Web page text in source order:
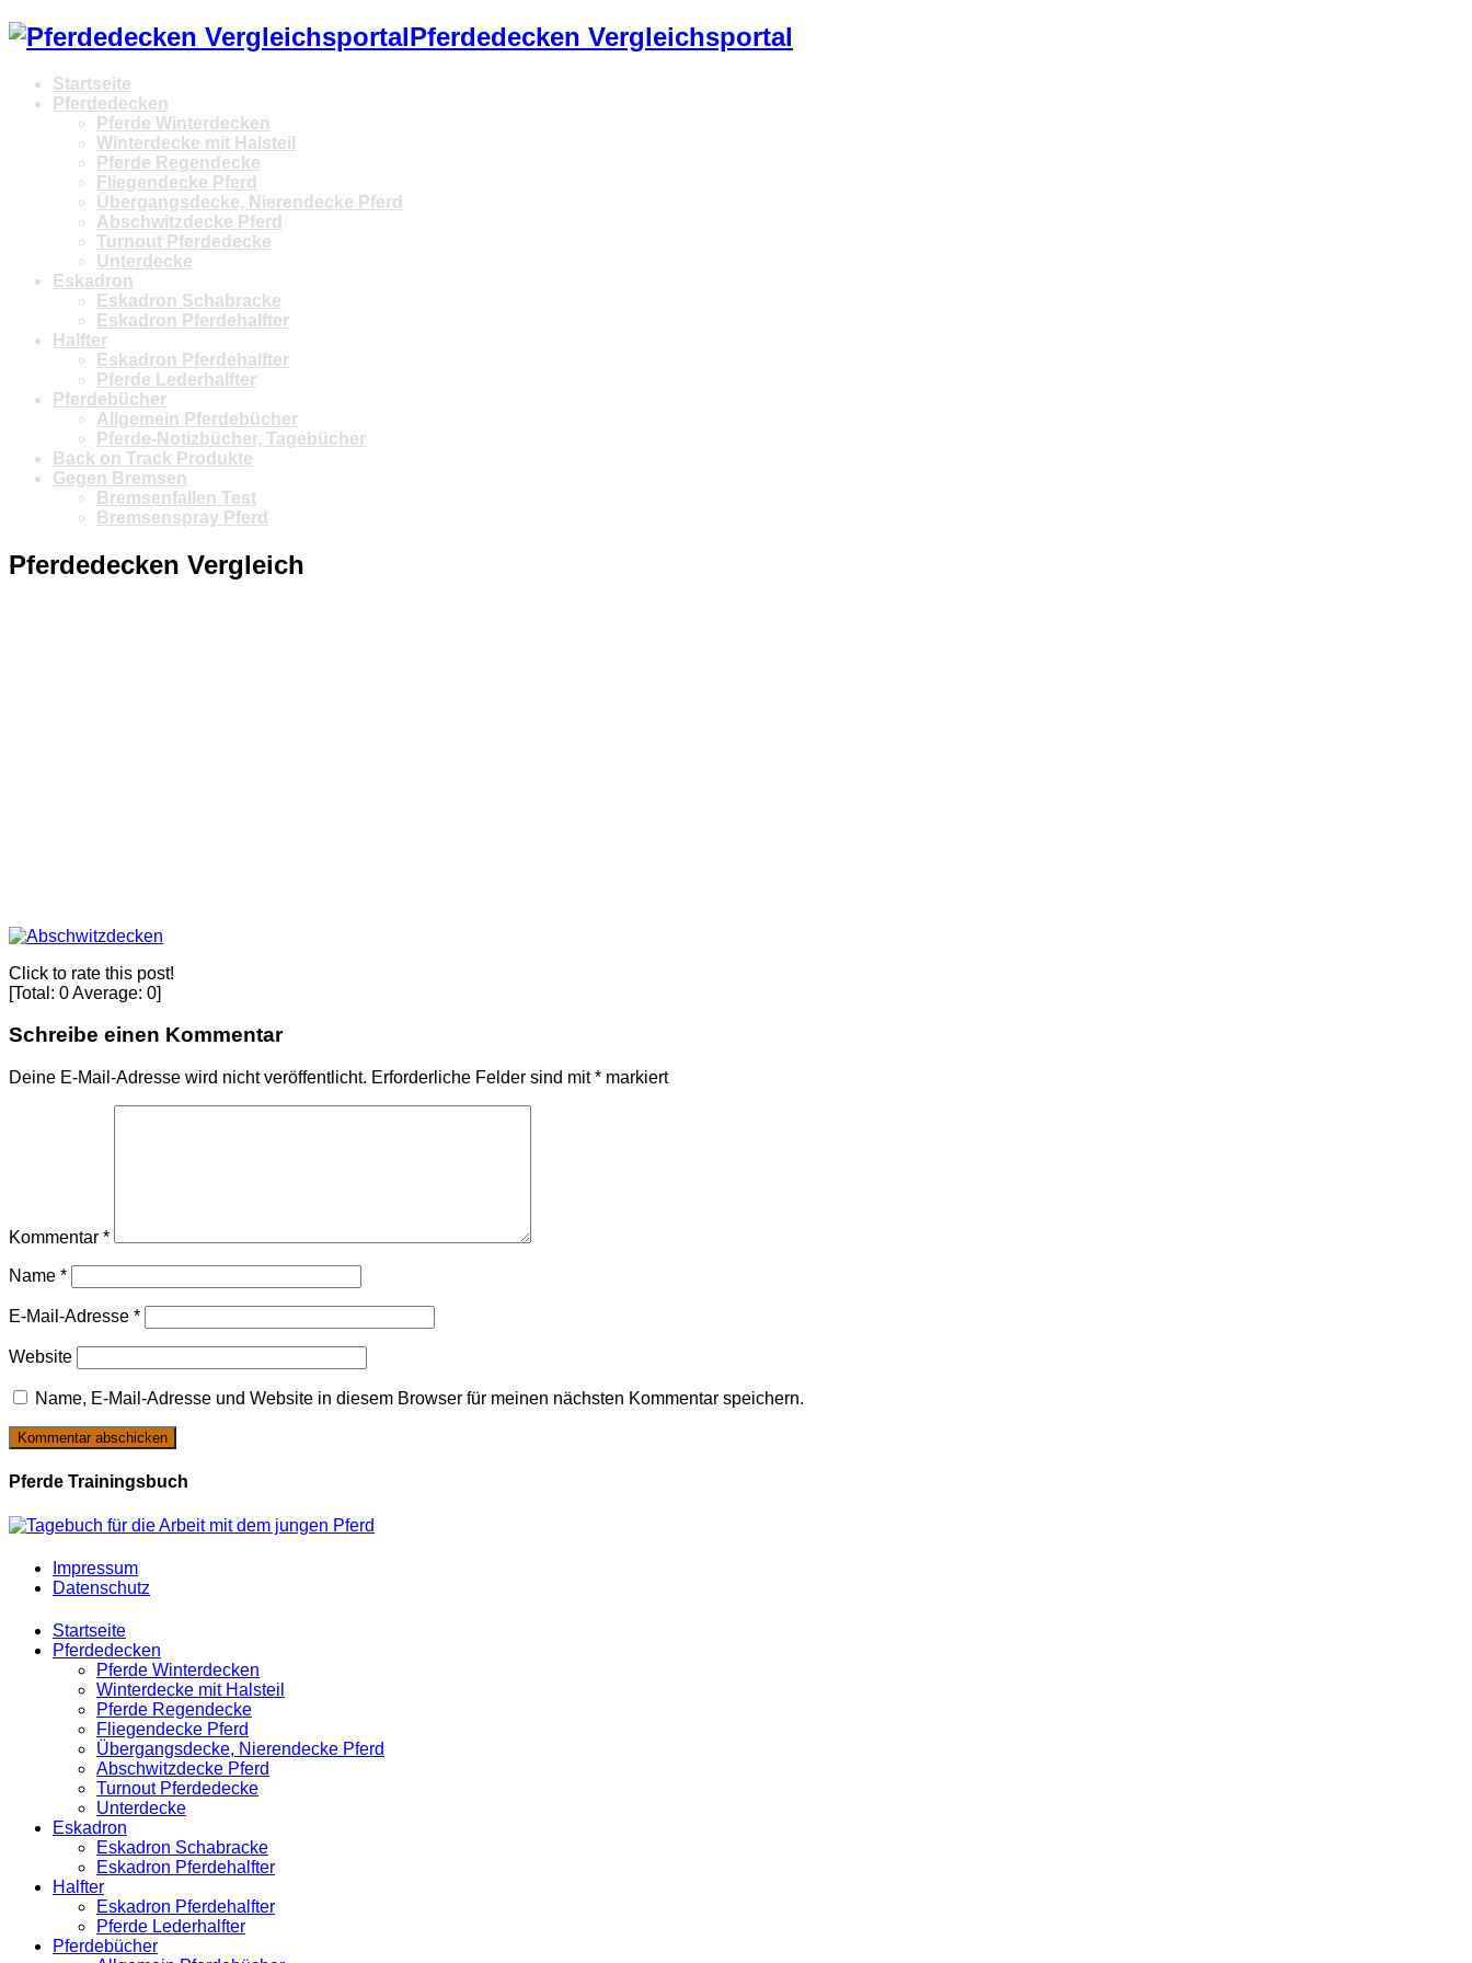
Pferdedecken Vergleichsportal
Startseite
Pferdedecken
Pferde Winterdecken
Winterdecke mit Halsteil
Pferde Regendecke
Fliegendecke Pferd
Übergangsdecke, Nierendecke Pferd
Abschwitzdecke Pferd
Turnout Pferdedecke
Unterdecke
Eskadron
Eskadron Schabracke
Eskadron Pferdehalfter
Halfter
Eskadron Pferdehalfter
Pferde Lederhalfter
Pferdebücher
Allgemein Pferdebücher
Pferde-Notizbücher, Tagebücher
Back on Track Produkte
Gegen Bremsen
Bremsenfallen Test
Bremsenspray Pferd
Pferdedecken Vergleich
Click to rate this post!
[Total: 0Average: 0]
Schreibe einen Kommentar
Deine E-Mail-Adresse wird nicht veröffentlicht. Erforderliche Felder sind mit* markiert
Kommentar *
Name *
E-Mail-Adresse *
Website
Name, E-Mail-Adresse und Website in diesem Browser für meinen nächsten Kommentar speichern.
Pferde Trainingsbuch
Impressum
Datenschutz
Startseite
Pferdedecken
Pferde Winterdecken
Winterdecke mit Halsteil
Pferde Regendecke
Fliegendecke Pferd
Übergangsdecke, Nierendecke Pferd
Abschwitzdecke Pferd
Turnout Pferdedecke
Unterdecke
Eskadron
Eskadron Schabracke
Eskadron Pferdehalfter
Halfter
Eskadron Pferdehalfter
Pferde Lederhalfter
Pferdebücher